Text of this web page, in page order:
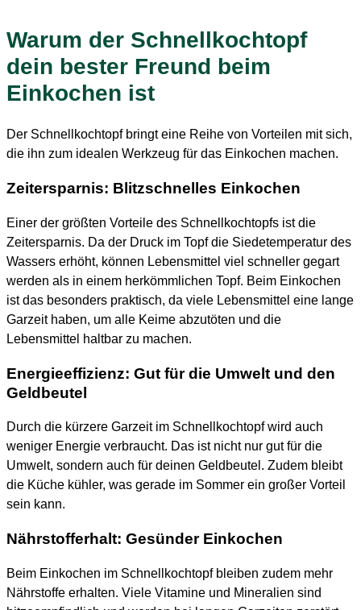
Warum der Schnellkochtopf
dein bester Freund beim
Einkochen ist
Der Schnellkochtopf bringt eine Reihe von Vorteilen mit sich,
die ihn zum idealen Werkzeug für das Einkochen machen.
Zeitersparnis: Blitzschnelles Einkochen
Einer der größten Vorteile des Schnellkochtopfs ist die
Zeitersparnis. Da der Druck im Topf die Siedetemperatur des
Wassers erhöht, können Lebensmittel viel schneller gegart
werden als in einem herkömmlichen Topf. Beim Einkochen
ist das besonders praktisch, da viele Lebensmittel eine lange
Garzeit haben, um alle Keime abzutöten und die
Lebensmittel haltbar zu machen.
Energieeffizienz: Gut für die Umwelt und den
Geldbeutel
Durch die kürzere Garzeit im Schnellkochtopf wird auch
weniger Energie verbraucht. Das ist nicht nur gut für die
Umwelt, sondern auch für deinen Geldbeutel. Zudem bleibt
die Küche kühler, was gerade im Sommer ein großer Vorteil
sein kann.
Nährstofferhalt: Gesünder Einkochen
Beim Einkochen im Schnellkochtopf bleiben zudem mehr
Nährstoffe erhalten. Viele Vitamine und Mineralien sind